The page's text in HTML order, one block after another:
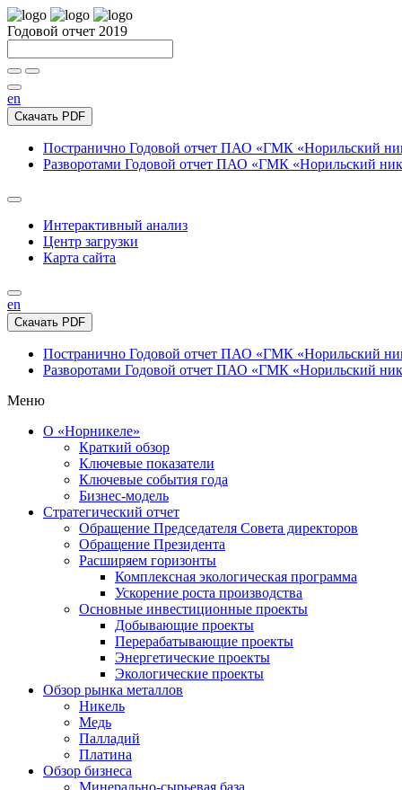
Годовой отчет 2019
en
Скачать PDF
Постранично Годовой отчет ПАО «ГМК «Норильский
Разворотами Годовой отчет ПАО «ГМК «Норильский
Интерактивный анализ
Центр загрузки
Карта сайта
en
Скачать PDF
Постранично Годовой отчет ПАО «ГМК «Норильский
Разворотами Годовой отчет ПАО «ГМК «Норильский
Меню
О «Норникеле»
Краткий обзор
Ключевые показатели
Ключевые события года
Бизнес-модель
Стратегический отчет
Обращение Председателя Совета директоров
Обращение Президента
Расширяем горизонты
Комплексная экологическая программа
Ускорение роста производства
Основные инвестиционные проекты
Добывающие проекты
Перерабатывающие проекты
Энергетические проекты
Экологические проекты
Обзор рынка металлов
Никель
Медь
Палладий
Платина
Обзор бизнеса
Минерально-сырьевая база